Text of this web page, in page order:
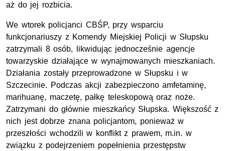
aż do jej rozbicia.
We wtorek policjanci CBŚP, przy wsparciu
funkcjonariuszy z Komendy Miejskiej Policji w Słupsku
zatrzymali 8 osób, likwidując jednocześnie agencje
towarzyskie działające w wynajmowanych mieszkaniach.
Działania zostały przeprowadzone w Słupsku i w
Szczecinie. Podczas akcji zabezpieczono amfetaminę,
marihuanę, maczetę, pałkę teleskopową oraz noże.
Zatrzymani do głównie mieszkańcy Słupska. Większość z
nich jest dobrze znana policjantom, ponieważ w
przeszłości wchodzili w konflikt z prawem, m.in. w
związku z podejrzeniem popełnienia przestępstw